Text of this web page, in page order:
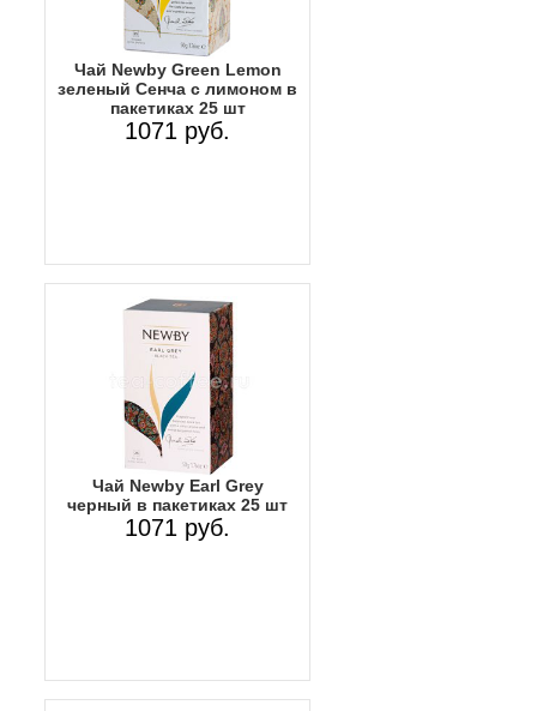
Чай Newby Green Lemon
зеленый Сенча с лимоном в
пакетиках 25 шт
1071 руб.
Чай Newby Earl Grey
черный в пакетиках 25 шт
1071 руб.